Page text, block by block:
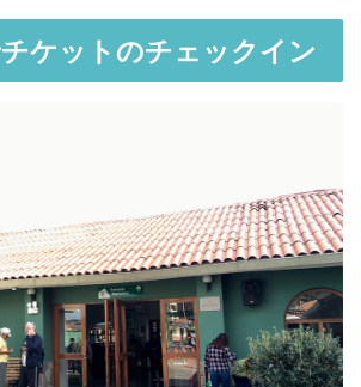
ケットのチェックイン